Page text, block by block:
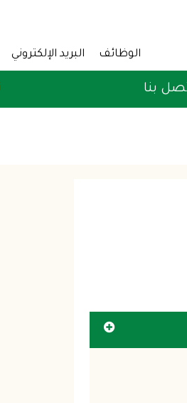
Audience Menu
الوظائف البريد الإلكتروني
بنا